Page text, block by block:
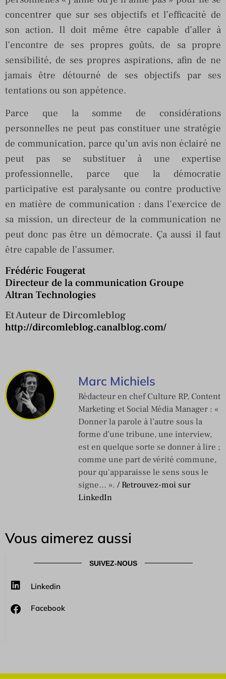
concentrer que sur ses objectifs et l’efficacité de
son action. Il doit même être capable d’aller à
l’encontre de ses propres goûts, de sa propre
sensibilité, de ses propres aspirations, afin de ne
jamais être détourné de ses objectifs par ses
tentations ou son appétence.
Parce que la somme de considérations
personnelles ne peut pas constituer une stratégie
de communication, parce qu’un avis non éclairé ne
peut pas se substituer à une expertise
professionnelle, parce que la démocratie
participative est paralysante ou contre productive
en matière de communication : dans l’exercice de
sa mission, un directeur de la communication ne
peut donc pas être un démocrate. Ça aussi il faut
être capable de l’assumer.
Frédéric Fougerat
Directeur de la communication Groupe
Altran Technologies
Et Auteur de Dircomleblog
http://dircomleblog.canalblog.com/
Marc Michiels
Rédacteur en chef Culture RP, Content
Marketing et Social Média Manager : «
Donner la parole à l’autre sous la
forme d’une tribune, une interview,
est en quelque sorte se donner à lire ;
comme une part de vérité commune,
pour qu'apparaisse le sens sous le
signe… ». / Retrouvez-moi sur
LinkedIn
Vous aimerez aussi
SUIVEZ-NOUS
Linkedin
Facebook